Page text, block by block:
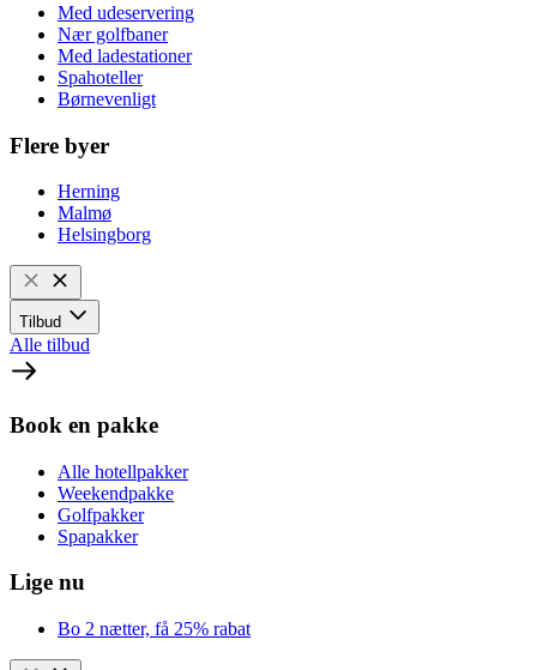
Med udeservering
Nær golfbaner
Med ladestationer
Spahoteller
Børnevenligt
Flere byer
Herning
Malmø
Helsingborg
Tilbud
Alle tilbud
Book en pakke
Alle hotellpakker
Weekendpakke
Golfpakker
Spapakker
Lige nu
Bo 2 nætter, få 25% rabat